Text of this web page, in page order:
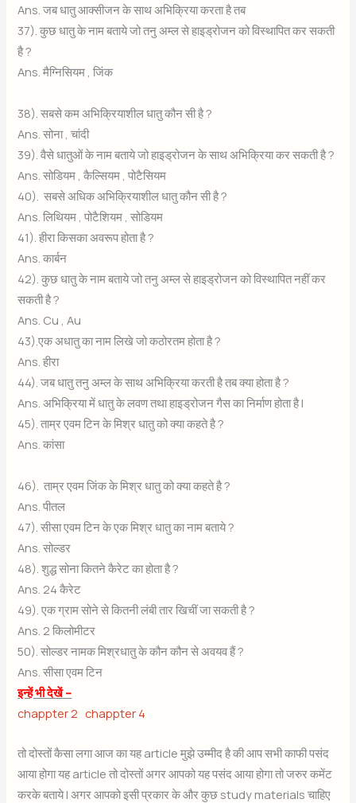
Ans. जब धातु आक्सीजन के साथ अभिक्रिया करता है तब
37). कुछ धातु के नाम बताये जो तनु अम्ल से हाइड्रोजन को विस्थापित कर सकती
है ?
Ans. मैग्निसियम , जिंक
38). सबसे कम अभिक्रियाशील धातु कौन सी है ?
Ans. सोना , चांदी
39). वैसे धातुओं के नाम बताये जो हाइड्रोजन के साथ अभिक्रिया कर सकती है ?
Ans. सोडियम , कैल्सियम , पोटैसियम
40). सबसे अधिक अभिक्रियाशील धातु कौन सी है ?
Ans. लिथियम , पोटैशियम , सोडियम
41). हीरा किसका अवरूप होता है ?
Ans. कार्बन
42). कुछ धातु के नाम बताये जो तनु अम्ल से हाइड्रोजन को विस्थापित नहीं कर
सकती है ?
Ans. Cu , Au
43).एक अधातु का नाम लिखे जो कठोरतम होता है ?
Ans. हीरा
44). जब धातु तनु अम्ल के साथ अभिक्रिया करती है तब क्या होता है ?
Ans. अभिक्रिया में धातु के लवण तथा हाइड्रोजन गैस का निर्माण होता है |
45). ताम्र एवम टिन के मिश्र धातु को क्या कहते है ?
Ans. कांसा
46). ताम्र एवम जिंक के मिश्र धातु को क्या कहते है ?
Ans. पीतल
47). सीसा एवम टिन के एक मिश्र धातु का नाम बताये ?
Ans. सोल्डर
48). शुद्ध सोना कितने कैरेट का होता है ?
Ans. 24 कैरेट
49). एक ग्राम सोने से कितनी लंबी तार खिचीं जा सकती है ?
Ans. 2 किलोमीटर
50). सोल्डर नामक मिश्रधातु के कौन कौन से अवयव हैं ?
Ans. सीसा एवम टिन
इन्हें भी देखें –
chappter 2 chappter 4
तो दोस्तों कैसा लगा आज का यह article मुझे उम्मीद है की आप सभी काफी पसंद
आया होगा यह article तो दोस्तों अगर आपको यह पसंद आया होगा तो जरुर कमेंट
करके बताये | अगर आपको इसी प्रकार के और कुछ study materials चाहिए